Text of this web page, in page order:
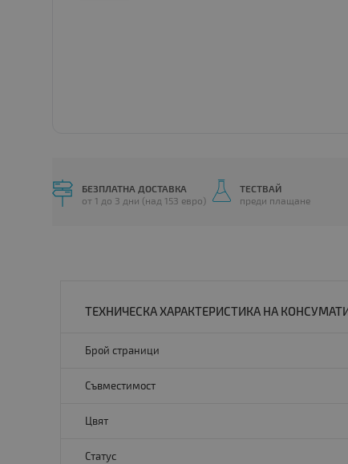
БЕЗПЛАТНА ДОСТАВКА
от 1 до 3 дни (над 153 евро)
ТЕСТВАЙ
преди плащане
ТЕХНИЧЕСКА ХАРАКТЕРИСТИКА НА КОНСУМАТИВ
Брой страници
Съвместимост
Цвят
Статус